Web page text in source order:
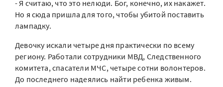
- Я считаю, что это нелюди. Бог, конечно, их накажет.
Но я сюда пришла для того, чтобы убитой поставить
лампадку.
Девочку искали четыре дня практически по всему
региону. Работали сотрудники МВД, Следственного
комитета, спасатели МЧС, четыре сотни волонтеров.
До последнего надеялись найти ребенка живым.